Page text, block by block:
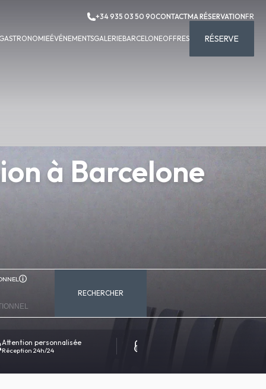
+34 935 03 50 90CONTACTMA RÉSERVATIONFR
ÉVÉNEMENTSGALERIEBARCELONEOFFRES RÉSERVE
à Barcelone
RECHERCHER
Attention personnalisée
Réception 24h/24